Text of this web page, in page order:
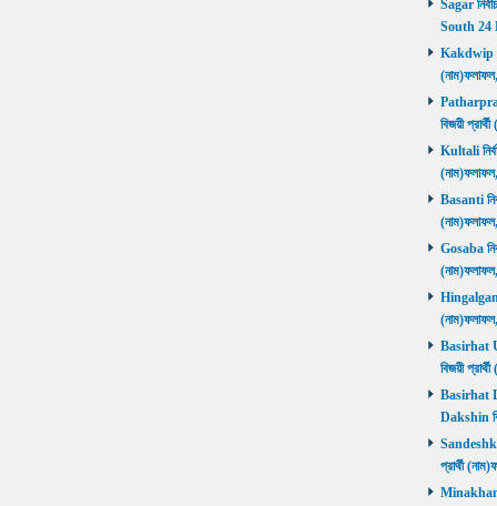
Sagar
South 24
Kakdwip
বিজয়ী
Kultali
Basanti
Gosaba
Hingalganj
Basirhat
বিজয়ী
Basirhat
Dakshin
প্রার্থী
Minakhan